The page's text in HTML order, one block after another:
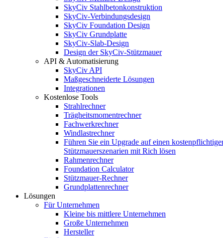
SkyCiv Stahlbetonkonstruktion
SkyCiv-Verbindungsdesign
SkyCiv Foundation Design
SkyCiv Grundplatte
SkyCiv-Slab-Design
Design der SkyCiv-Stützmauer
API & Automatisierung
SkyCiv API
Maßgeschneiderte Lösungen
Integrationen
Kostenlose Tools
Strahlrechner
Trägheitsmomentrechner
Fachwerkrechner
Windlastrechner
Führen Sie ein Upgrade auf einen
Stützmauerszenarien mit Rich lösen
Rahmenrechner
Foundation Calculator
Stützmauer-Rechner
Grundplattenrechner
Lösungen
Für Unternehmen
Kleine bis mittlere Unternehmen
Große Unternehmen
Hersteller